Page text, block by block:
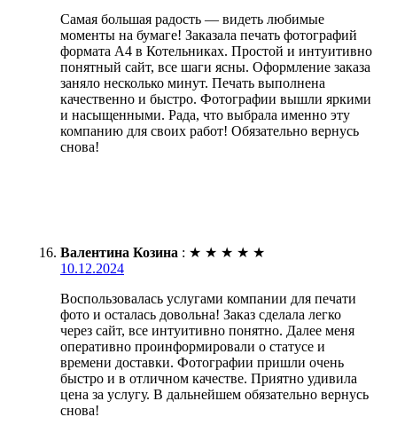
Самая большая радость — видеть любимые
моменты на бумаге! Заказала печать фотографий
формата А4 в Котельниках. Простой и интуитивно
понятный сайт, все шаги ясны. Оформление заказа
заняло несколько минут. Печать выполнена
качественно и быстро. Фотографии вышли яркими
и насыщенными. Рада, что выбрала именно эту
компанию для своих работ! Обязательно вернусь
снова!
Валентина Козина : ★ ★ ★ ★ ★
10.12.2024
Воспользовалась услугами компании для печати
фото и осталась довольна! Заказ сделала легко
через сайт, все интуитивно понятно. Далее меня
оперативно проинформировали о статусе и
времени доставки. Фотографии пришли очень
быстро и в отличном качестве. Приятно удивила
цена за услугу. В дальнейшем обязательно вернусь
снова!